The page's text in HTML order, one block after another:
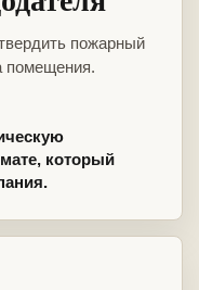
пожарный
помещения.
который